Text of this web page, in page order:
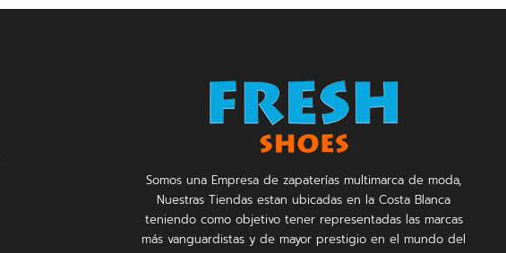
Somos una Empresa de zapaterías multimarca de moda,
Nuestras Tiendas estan ubicadas en la Costa Blanca
teniendo como objetivo tener representadas las marcas
más vanguardistas y de mayor prestigio en el mundo del